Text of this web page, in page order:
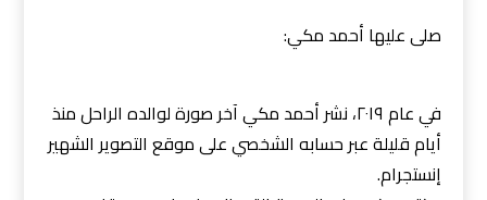
صلى عليها أحمد مكي:
في عام ٢٠١٩، نشر أحمد مكي آخر صورة لوالده الراحل منذ
أيام قليلة عبر حسابه الشخصي على موقع التصوير الشهير
إنستجرام.